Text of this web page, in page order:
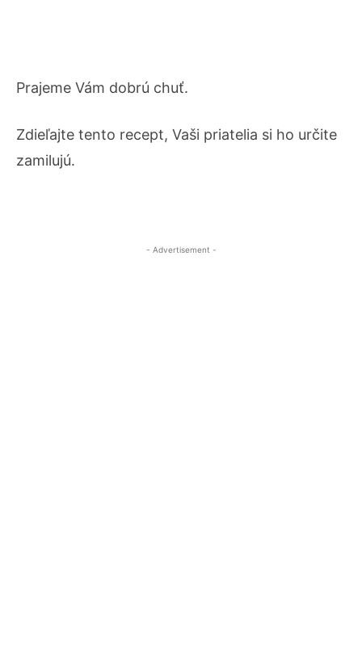
Prajeme Vám dobrú chuť.
Zdieľajte tento recept, Vaši priatelia si ho určite
zamilujú.
- Advertisement -